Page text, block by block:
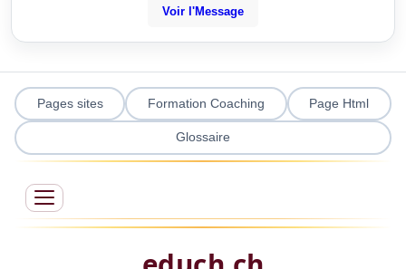
Voir l'Message
Pages sites Formation Coaching Page Html
Glossaire